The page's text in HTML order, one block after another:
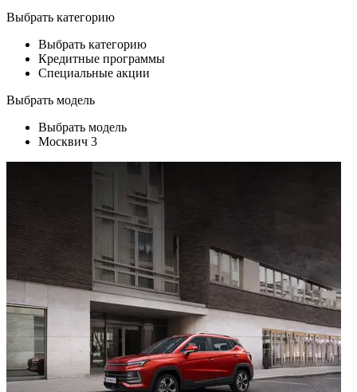
Выбрать категорию
Выбрать категорию
Кредитные программы
Специальные акции
Выбрать модель
Выбрать модель
Москвич 3